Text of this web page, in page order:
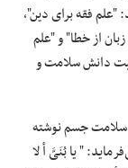
"علم فقه برای دین"،
از خطا" و "علم
دانش سلامت و
سلامت جسم نوشته
" یابُنَیَّألا